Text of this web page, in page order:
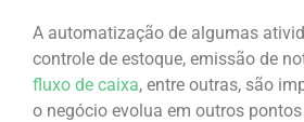
A automatização de algumas
controle de estoque, emissão de
fluxo de caixa, entre outras, são
o negócio evolua em outros